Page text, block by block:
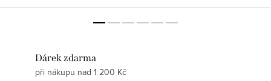
Dárek zdarma
při nákupu nad 1 200 Kč